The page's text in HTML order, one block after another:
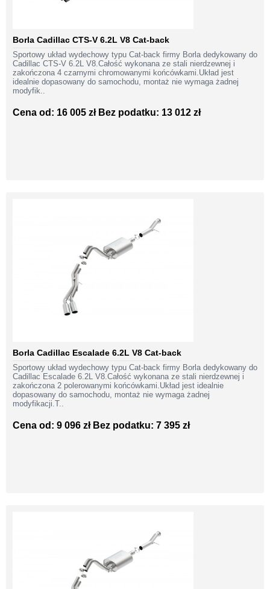
Borla Cadillac CTS-V 6.2L V8 Cat-back
Sportowy układ wydechowy typu Cat-back firmy Borla dedykowany do
Cadillac CTS-V 6.2L V8.Całość wykonana ze stali nierdzewnej i
zakończona 4 czarnymi chromowanymi końcówkami.Układ jest
idealnie dopasowany do samochodu, montaż nie wymaga żadnej
modyfik..
Cena od: 16 005 zł Bez podatku: 13 012 zł
Borla Cadillac Escalade 6.2L V8 Cat-back
Sportowy układ wydechowy typu Cat-back firmy Borla dedykowany do
Cadillac Escalade 6.2L V8.Całość wykonana ze stali nierdzewnej i
zakończona 2 polerowanymi końcówkami.Układ jest idealnie
dopasowany do samochodu, montaż nie wymaga żadnej
modyfikacji.T..
Cena od: 9 096 zł Bez podatku: 7 395 zł